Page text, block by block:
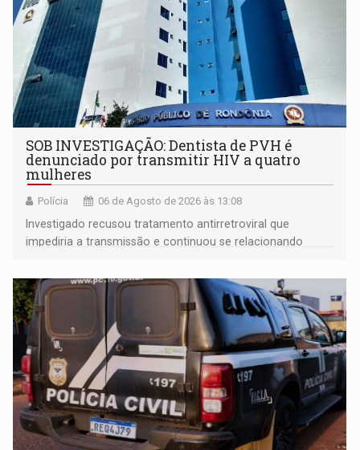
SOB INVESTIGAÇÃO: Dentista de PVH é
denunciado por transmitir HIV a quatro
mulheres
Polícia 06 de Agosto de 2026 às 13:08
Investigado recusou tratamento antirretroviral que
impediria a transmissão e continuou se relacionando